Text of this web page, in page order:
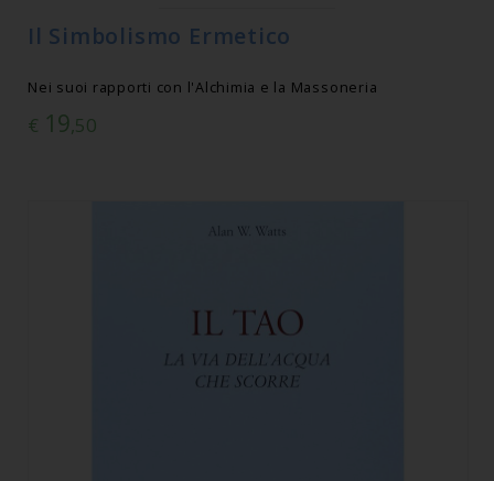
Il Simbolismo Ermetico
Nei suoi rapporti con l'Alchimia e la Massoneria
€ 19,50